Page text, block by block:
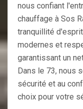
nous confiant
chauffage à Sos
tranquillité
modernes et
garantissant un
Dans le 73, nous
sécurité et au
choix pour votre